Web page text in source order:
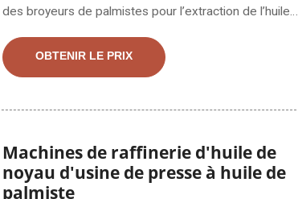
des broyeurs de palmistes pour l’extraction de l’huile
installations de broyage des amandes coexistent dans
le même complexe. Les huiles comestibles offrent de
en termes de goût, d’apparence, de qualité et de
améliorer la consistance d’un produit ou assurer sa
stabilité en rayon. Les huiles comestibles neutres
peuvent servir de base aux vinaigrettes et aux sauces,
OBTENIR LE PRIX
Machines de raffinerie d'huile de
noyau d'usine de presse à huile de
palmiste